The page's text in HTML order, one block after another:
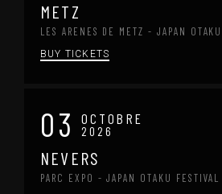
METZ
LES ARENES DE METZ - JAPAN
BUY TICKETS
03 OCTOBRE
2026
NEVERS
PARC EXPO - JAPAN OTAKU FESTIVAL